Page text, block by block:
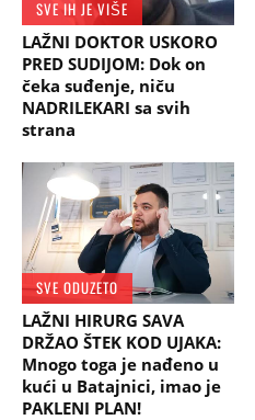
SVE IH JE VIŠE
LAŽNI DOKTOR USKORO
PRED SUDIJOM: Dok on
čeka suđenje, niču
NADRILEKARI sa svih
strana
SVE ODUZETO
LAŽNI HIRURG SAVA
DRŽAO ŠTEK KOD UJAKA:
Mnogo toga je nađeno u
kući u Batajnici, imao je
PAKLENI PLAN!